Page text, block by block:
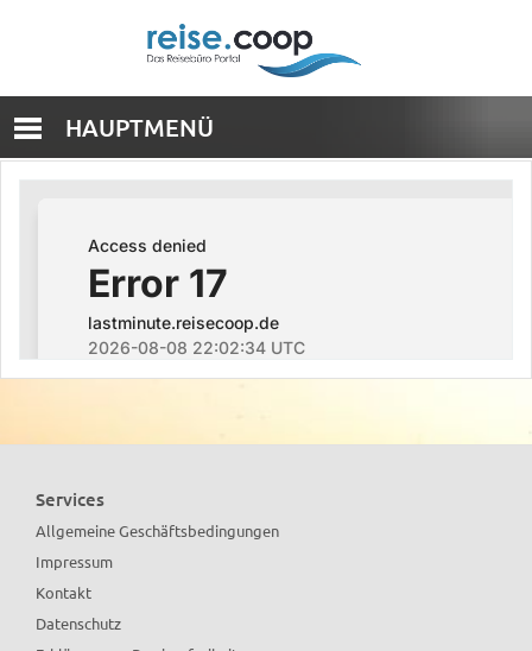
HAUPTMENÜ
Services
Allgemeine Geschäftsbedingungen
Impressum
Kontakt
Datenschutz